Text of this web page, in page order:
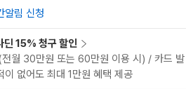
알림 신청
딘 15% 청구 할인
월 30만원 또는 60만원 이용 시) / 카드 발
없어도 최대 1만원 혜택 제공